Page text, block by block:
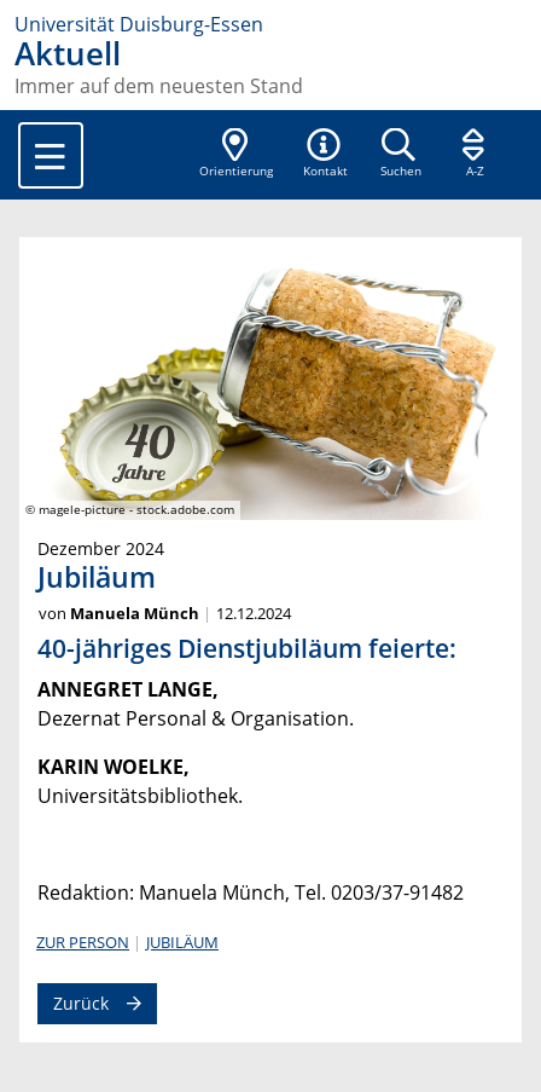
Universität Duisburg-Essen
Aktuell
Immer auf dem neuesten Stand
Orientierung Kontakt Suchen A-Z
© magele-picture - stock.adobe.com
Dezember 2024
Jubiläum
von Manuela Münch 12.12.2024
40-jähriges Dienstjubiläum feierte:
ANNEGRET LANGE,
Dezernat Personal & Organisation.
KARIN WOELKE,
Universitätsbibliothek.
Redaktion: Manuela Münch, Tel. 0203/37-91482
ZUR PERSON JUBILÄUM
Zurück